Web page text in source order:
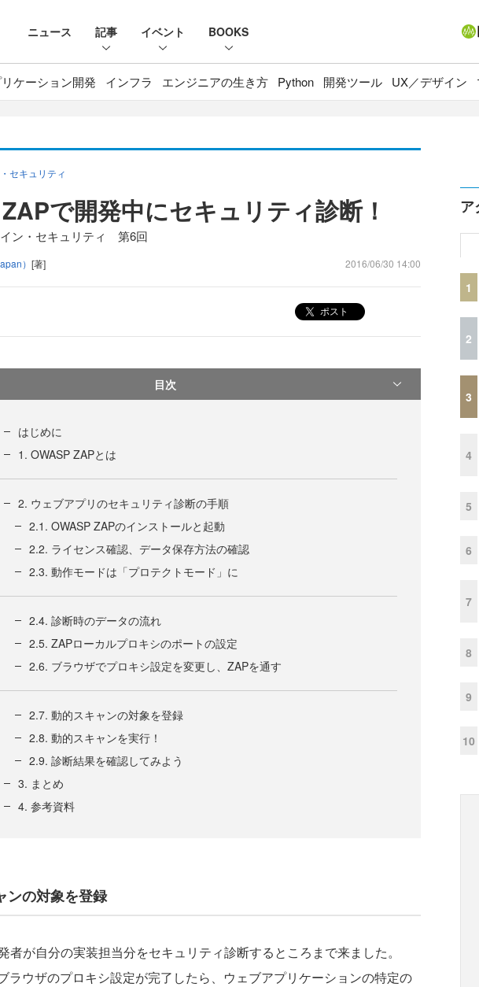
ニュース 記事 イベント BOOKS
ケーション開発 インフラ エンジニアの生き方 Python 開発ツール UX／デザイン
セキュリティ
で開発中にセキュリティ診断！
ン・セキュリティ 第6回
） [著] 2016/06/30 14:00
ポスト
目次
はじめに
1. OWASP ZAPとは
2. ウェブアプリのセキュリティ診断の手順
2.1. OWASP ZAPのインストールと起動
2.2. ライセンス確認、データ保存方法の確認
2.3. 動作モードは「プロテクトモード」に
2.4. 診断時のデータの流れ
2.5. ZAPローカルプロキシのポートの設定
2.6. ブラウザでプロキシ設定を変更し、ZAPを通す
2.7. 動的スキャンの対象を登録
2.8. 動的スキャンを実行！
2.9. 診断結果を確認してみよう
3. まとめ
4. 参考資料
ンの対象を登録
者が自分の実装担当分をセキュリティ診断するところまで来ました。
ラウザのプロキシ設定が完了したら、ウェブアプリケーションの特定の
ア
1
2
3
4
5
6
7
8
9
10